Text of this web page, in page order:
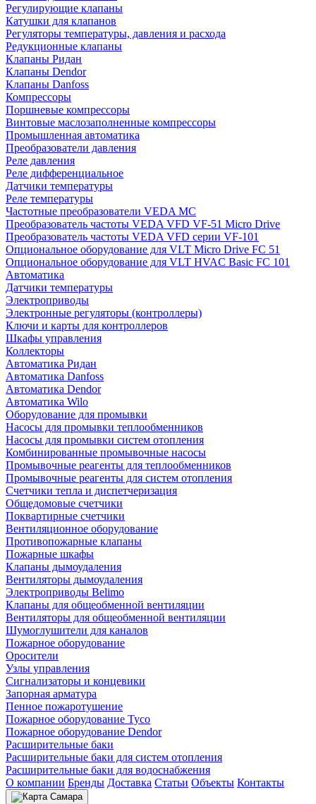
Регулирующие клапаны
Катушки для клапанов
Регуляторы температуры, давления и расхода
Редукционные клапаны
Клапаны Ридан
Клапаны Dendor
Клапаны Danfoss
Компрессоры
Поршневые компрессоры
Винтовые маслозаполненные компрессоры
Промышленная автоматика
Преобразователи давления
Реле давления
Реле дифференциальное
Датчики температуры
Реле температуры
Частотные преобразователи VEDA MC
Преобразователь частоты VEDA VFD VF-51 Micro Drive
Преобразователь частоты VEDA VFD серии VF-101
Опциональное оборудование для VLT Micro Drive FC 51
Опциональное оборудование для VLT HVAC Basic FC 101
Автоматика
Датчики температуры
Электроприводы
Электронные регуляторы (контроллеры)
Ключи и карты для контроллеров
Шкафы управления
Коллекторы
Автоматика Ридан
Автоматика Danfoss
Автоматика Dendor
Автоматика Wilo
Оборудование для промывки
Насосы для промывки теплообменников
Насосы для промывки систем отопления
Комбинированные промывочные насосы
Промывочные реагенты для теплообменников
Промывочные реагенты для систем отопления
Счетчики тепла и диспетчеризация
Общедомовые счетчики
Поквартирные счетчики
Вентиляционное оборудование
Противопожарные клапаны
Пожарные шкафы
Клапаны дымоудаления
Вентиляторы дымоудаления
Электроприводы Belimo
Клапаны для общеобменной вентиляции
Вентиляторы для общеобменной вентиляции
Шумоглушители для каналов
Пожарное оборудование
Оросители
Узлы управления
Сигнализаторы и концевики
Запорная арматура
Пенное пожаротушение
Пожарное оборудование Tyco
Пожарное оборудование Dendor
Расширительные баки
Расширительные баки для систем отопления
Расширительные баки для водоснабжения
О компании Бренды Доставка Статьи Объекты Контакты
Самара